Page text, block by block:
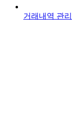
거래내역 관리